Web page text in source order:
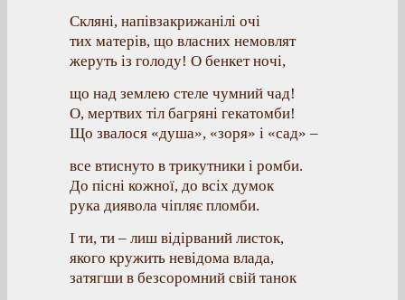
Скляні, напівзакрижанілі очі
тих матерів, що власних немовлят
жеруть із голоду! О бенкет ночі,
що над землею стеле чумний чад!
О, мертвих тіл багряні гекатомби!
Що звалося «душа», «зоря» і «сад» –
все втиснуто в трикутники і ромби.
До пісні кожної, до всіх думок
рука диявола чіпляє пломби.
І ти, ти – лиш відірваний листок,
якого кружить невідома влада,
затягши в безсоромний свій танок